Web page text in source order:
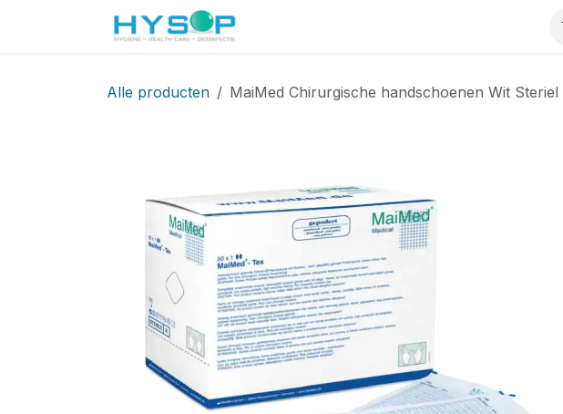
Alle producten MaiMed Chirurgische handschoenen Wit